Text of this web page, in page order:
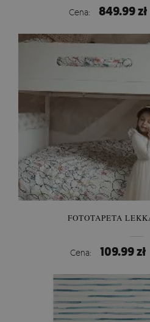
Cena: 849.99 zł
FOTOTAPETA
Cena: 109.99 zł